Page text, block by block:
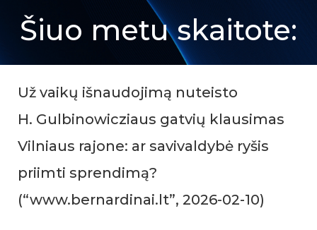
Šiuo metu skaitote:
Už vaikų išnaudojimą nuteisto
H. Gulbinowicziaus gatvių klausimas
Vilniaus rajone: ar savivaldybė ryšis
priimti sprendimą?
(“www.bernardinai.lt”, 2026-02-10)